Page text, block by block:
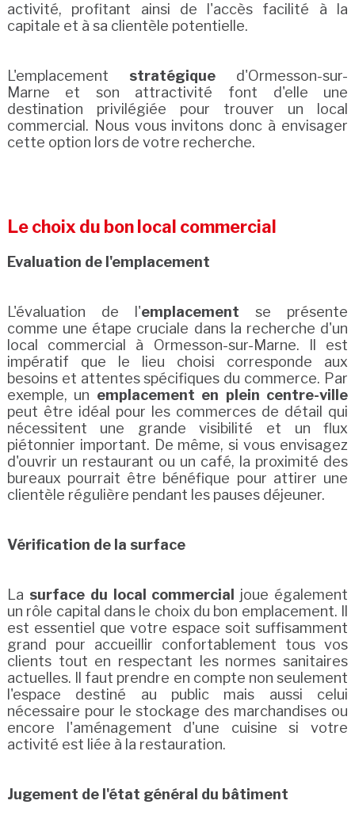
activité, profitant ainsi de l'accès facilité à la
capitale et à sa clientèle potentielle.
L'emplacement stratégique d'Ormesson-sur-
Marne et son attractivité font d'elle une
destination privilégiée pour trouver un local
commercial. Nous vous invitons donc à envisager
cette option lors de votre recherche.
Le choix du bon local commercial
Evaluation de l'emplacement
L'évaluation de l'emplacement se présente
comme une étape cruciale dans la recherche d'un
local commercial à Ormesson-sur-Marne. Il est
impératif que le lieu choisi corresponde aux
besoins et attentes spécifiques du commerce. Par
exemple, un emplacement en plein centre-ville
peut être idéal pour les commerces de détail qui
nécessitent une grande visibilité et un flux
piétonnier important. De même, si vous envisagez
d'ouvrir un restaurant ou un café, la proximité des
bureaux pourrait être bénéfique pour attirer une
clientèle régulière pendant les pauses déjeuner.
Vérification de la surface
La surface du local commercial
joue également
un rôle capital dans le choix du bon emplacement. Il
est essentiel que votre espace soit suffisamment
grand pour accueillir confortablement tous vos
clients tout en respectant les normes sanitaires
actuelles. Il faut prendre en compte non seulement
l'espace destiné au public mais aussi celui
nécessaire pour le stockage des marchandises ou
encore l'aménagement d'une cuisine si votre
activité est liée à la restauration.
Jugement de l'état général du bâtiment